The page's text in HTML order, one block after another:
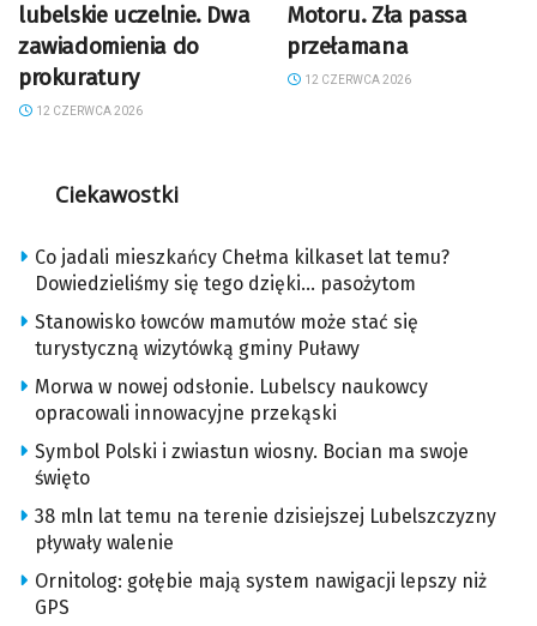
lubelskie uczelnie. Dwa
zawiadomienia do
prokuratury
12 CZERWCA 2026
Motoru. Zła passa
przełamana
12 CZERWCA 2026
Ciekawostki
Co jadali mieszkańcy Chełma kilkaset lat temu?
Dowiedzieliśmy się tego dzięki… pasożytom
Stanowisko łowców mamutów może stać się
turystyczną wizytówką gminy Puławy
Morwa w nowej odsłonie. Lubelscy naukowcy
opracowali innowacyjne przekąski
Symbol Polski i zwiastun wiosny. Bocian ma swoje
święto
38 mln lat temu na terenie dzisiejszej Lubelszczyzny
pływały walenie
Ornitolog: gołębie mają system nawigacji lepszy niż
GPS